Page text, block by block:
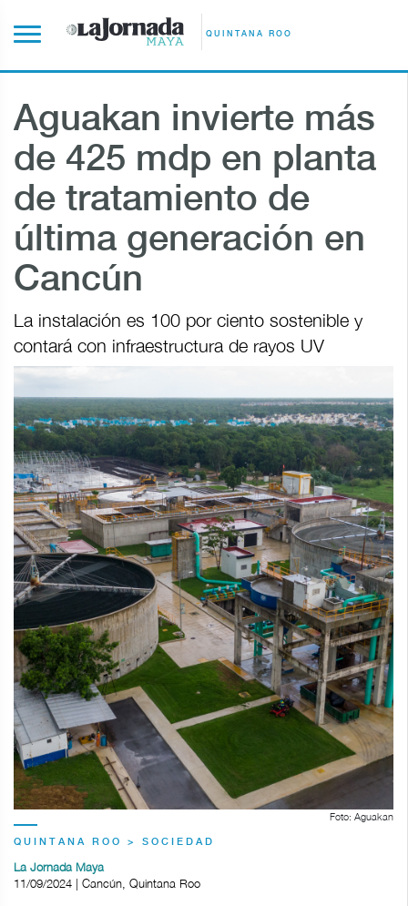
QUINTANA ROO
Aguakan invierte más
de 425 mdp en planta
de tratamiento de
última generación en
Cancún
La instalación es 100 por ciento sostenible y
contará con infraestructura de rayos UV
Foto: Aguakan
QUINTANA ROO > SOCIEDAD
La Jornada Maya
11/09/2024 | Cancún, Quintana Roo